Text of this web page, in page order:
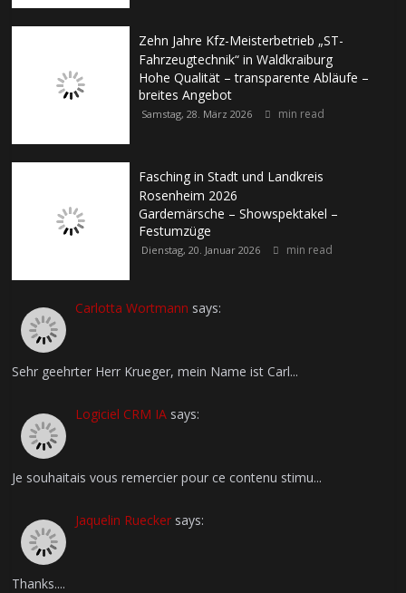
Zehn Jahre Kfz-Meisterbetrieb „ST-
Fahrzeugtechnik“ in Waldkraiburg
Hohe Qualität – transparente Abläufe –
breites Angebot
Samstag, 28. März 2026 min read
Fasching in Stadt und Landkreis
Rosenheim 2026
Gardemärsche – Showspektakel –
Festumzüge
Dienstag, 20. Januar 2026 min read
Carlotta Wortmann says:
Sehr geehrter Herr Krueger, mein Name ist Carl...
Logiciel CRM IA says:
Je souhaitais vous remercier pour ce contenu stimu...
Jaquelin Ruecker says:
Thanks....